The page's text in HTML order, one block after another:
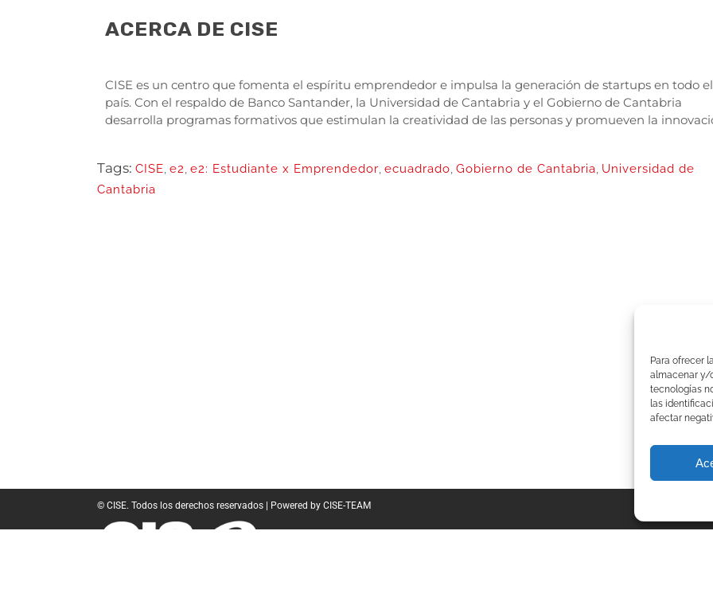
Para ofrecer
almacenar y/
tecnologías
las
afectar
ACERCA DE CISE
CISE es un centro que fomenta el espíritu emprendedor e impulsa la generación de startups en todo el
país. Con el respaldo de Banco Santander, la Universidad de Cantabria y el Gobierno de Cantabria
desarrolla programas formativos que estimulan la creatividad de las personas y promueven la
Tags: CISE, e2, e2: Estudiante x Emprendedor, ecuadrado, Gobierno de Cantabria, Universidad de
Cantabria
© CISE. Todos los derechos reservados | Powered by CISE-TEAM